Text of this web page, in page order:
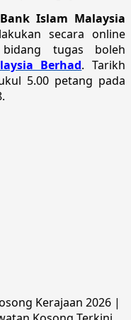
Islam Malaysia
secara online
tugas boleh
Berhad. Tarikh
5.00 petang pada
Kerajaan 2026 |